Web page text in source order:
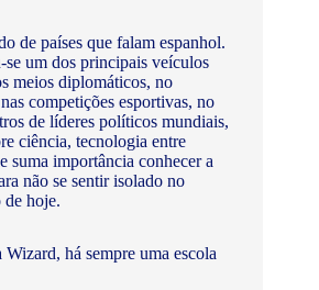
de países que falam espanhol.
se um dos principais veículos
meios diplomáticos, no
competições esportivas, no
de líderes políticos mundiais,
ciência, tecnologia entre
suma importância conhecer a
não se sentir isolado no
hoje.
Wizard, há sempre uma escola